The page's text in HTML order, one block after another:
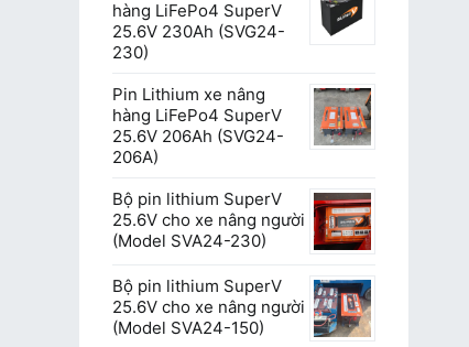
hàng LiFePo4 SuperV
25.6V 230Ah (SVG24-
230)
Pin Lithium xe nâng
hàng LiFePo4 SuperV
25.6V 206Ah (SVG24-
206A)
Bộ pin lithium SuperV
25.6V cho xe nâng người
(Model SVA24-230)
Bộ pin lithium SuperV
25.6V cho xe nâng người
(Model SVA24-150)